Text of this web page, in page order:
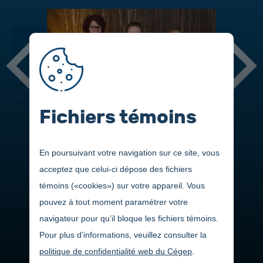
Sous le thèmeLes 5 saisons du CECC
ainsi que les artisans de cette belle soirée!
PHOTOS
Fichiers témoins
En poursuivant votre navigation sur ce site, vous
acceptez que celui-ci dépose des fichiers
témoins («cookies») sur votre appareil. Vous
pouvez à tout moment paramétrer votre
navigateur pour qu’il bloque les fichiers témoins.
Pour plus d’informations, veuillez consulter la
politique de confidentialité web du Cégep